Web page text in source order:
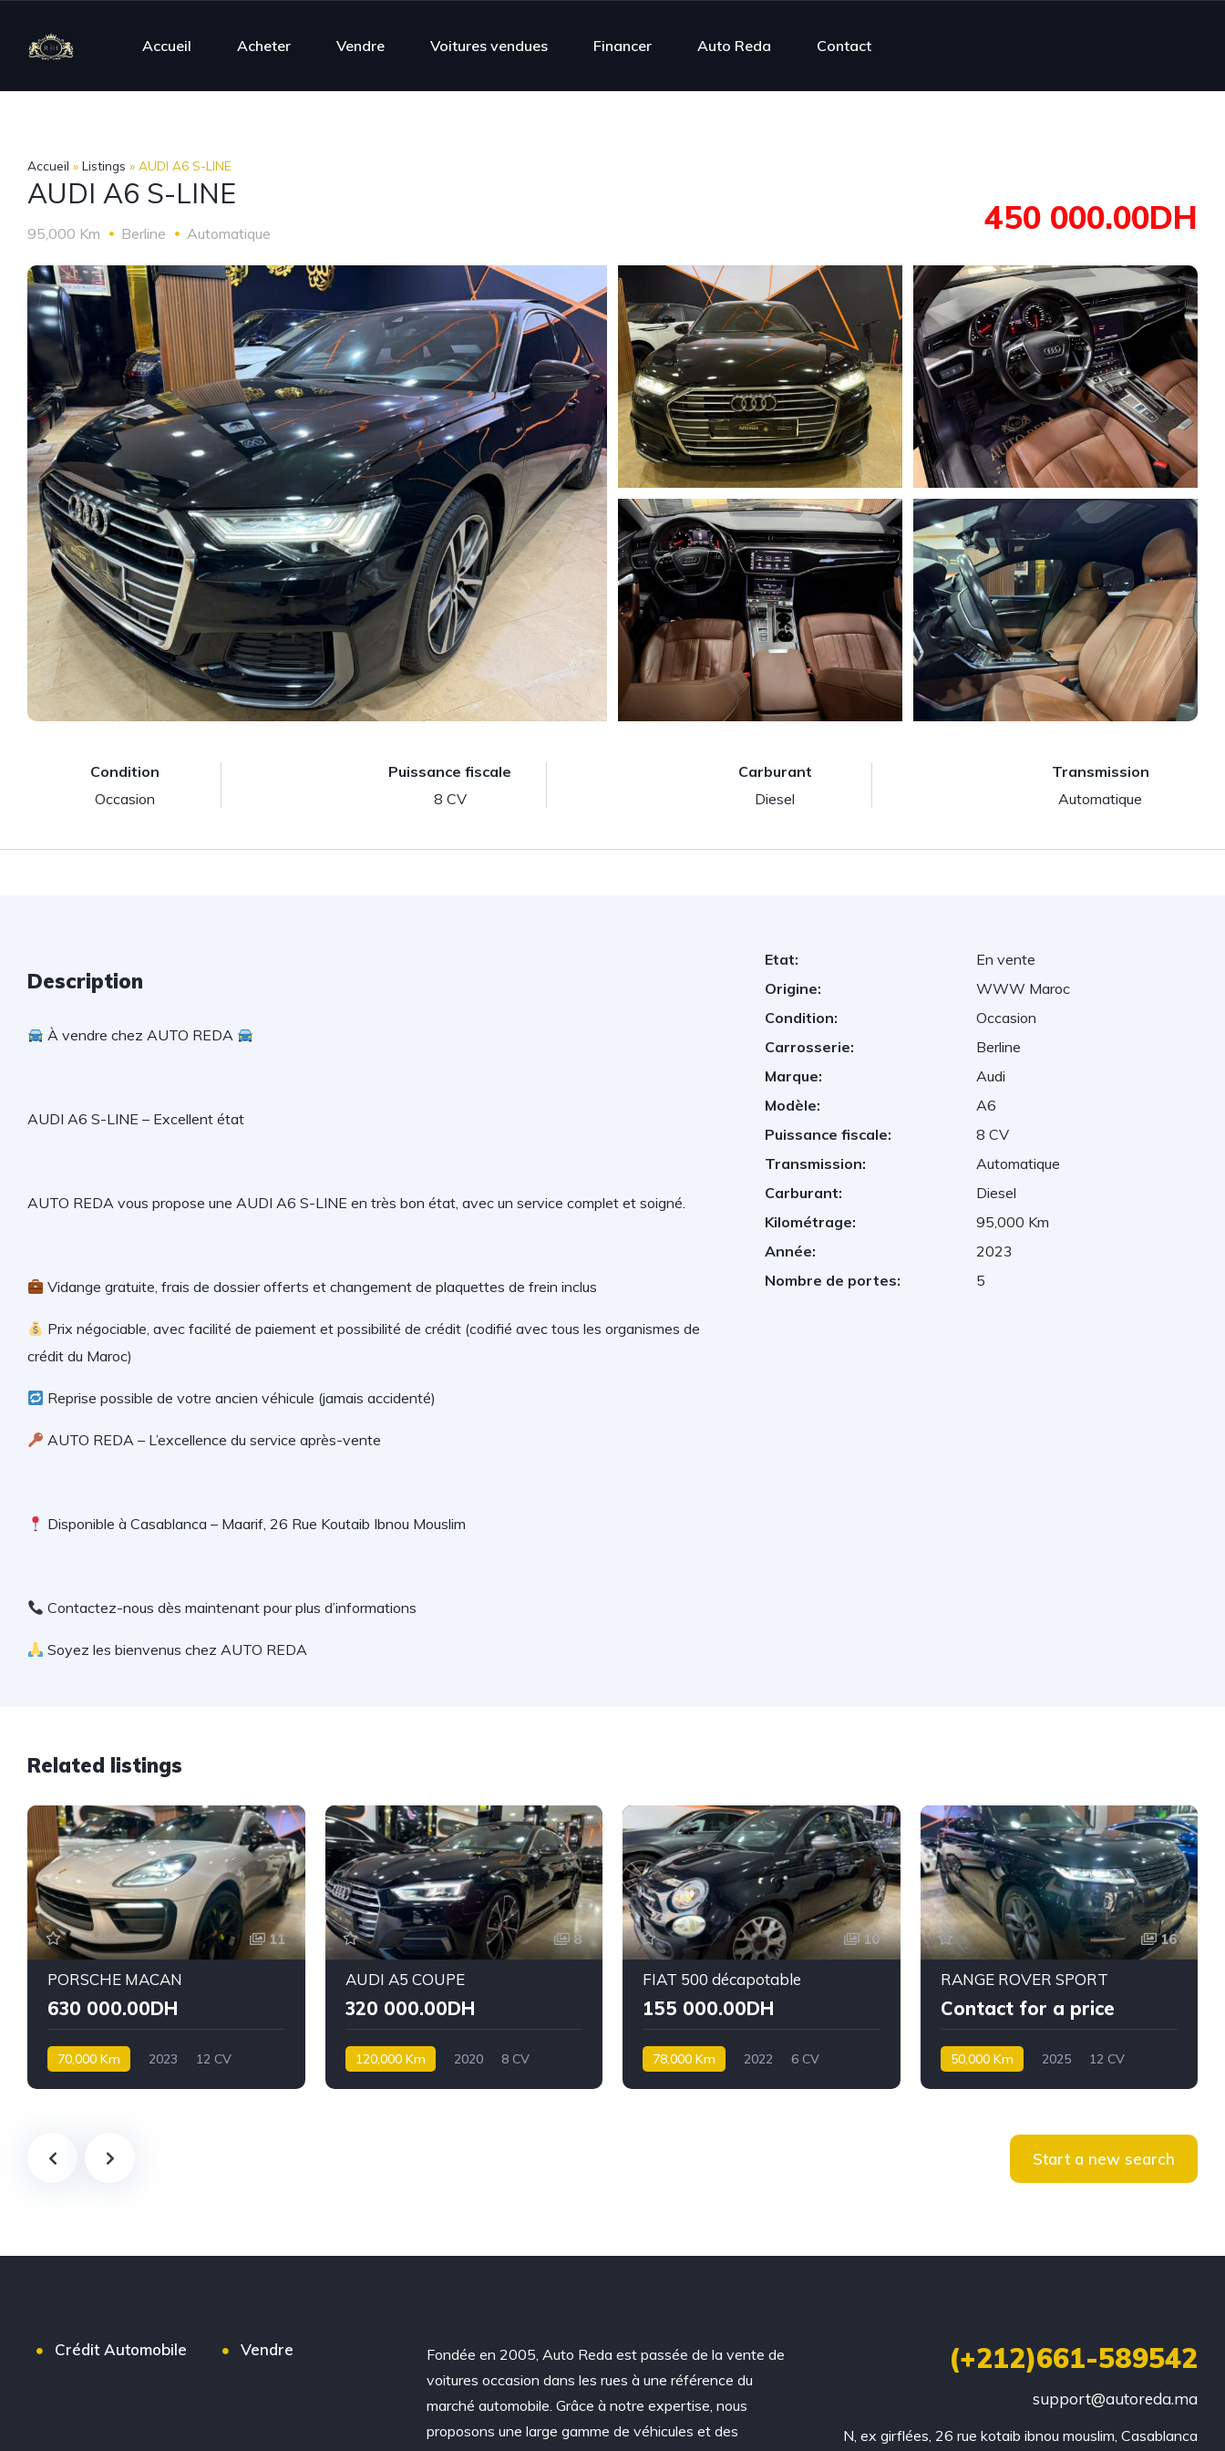
Accueil Acheter Vendre Voitures vendues Financer Auto Reda Contact
Accueil » Listings » AUDI A6 S-LINE
AUDI A6 S-LINE
95,000 Km Berline Automatique 450 000.00DH
Condition
Occasion
Puissance fiscale
8 CV
Carburant
Diesel
Transmission
Automatique
Description
À vendre chez AUTO REDA
AUDI A6 S-LINE – Excellent état
AUTO REDA vous propose une AUDI A6 S-LINE en très bon état, avec un service complet et soigné.
Vidange gratuite, frais de dossier offerts et changement de plaquettes de frein inclus
Prix négociable, avec facilité de paiement et possibilité de crédit (codifié avec tous les organismes de
crédit du Maroc)
Reprise possible de votre ancien véhicule (jamais accidenté)
AUTO REDA – L’excellence du service après-vente
Disponible à Casablanca – Maarif, 26 Rue Koutaib Ibnou Mouslim
Contactez-nous dès maintenant pour plus d’informations
Soyez les bienvenus chez AUTO REDA
Etat:
En vente
Origine:
WWW Maroc
Condition:
Occasion
Carrosserie:
Berline
Marque:
Audi
Modèle:
A6
Puissance fiscale:
8 CV
Transmission:
Automatique
Carburant:
Diesel
Kilométrage:
95,000 Km
Année:
2023
Nombre de portes:
5
Related listings
11
PORSCHE MACAN
630 000.00DH
70,000 Km 2023
12 CV
8
AUDI A5 COUPE
320 000.00DH
120,000 Km 2020
8 CV
10
FIAT 500 décapotable
155 000.00DH
78,000 Km 2022
6 CV
16
RANGE ROVER SPORT
Contact for a price
50,000 Km 2025
12 CV
Start a new search
Crédit Automobile Vendre
Fondée en 2005, Auto Reda est passée de la vente de
voitures occasion dans les rues à une référence du
marché automobile. Grâce à notre expertise, nous
proposons une large gamme de véhicules et des
(+212)661-589542
support@autoreda.ma
N, ex girflées, 26 rue kotaib ibnou mouslim, Casablanca